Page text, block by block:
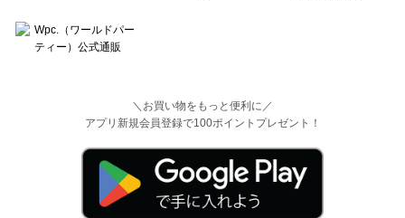
＼お買い物をもっと便利に／
アプリ新規会員登録で100ポイントプレゼント！